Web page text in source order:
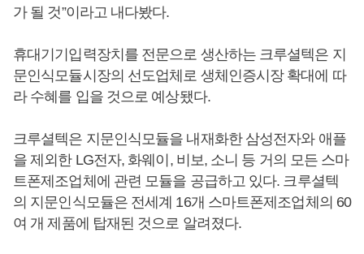
가 될 것”이라고 내다봤다.
휴대기기입력장치를 전문으로 생산하는 크루셜텍은 지
문인식모듈시장의 선도업체로 생체인증시장 확대에 따
라 수혜를 입을 것으로 예상됐다.
크루셜텍은 지문인식모듈을 내재화한 삼성전자와 애플
을 제외한 LG전자, 화웨이, 비보, 소니 등 거의 모든 스마
트폰제조업체에 관련 모듈을 공급하고 있다. 크루셜텍
의 지문인식모듈은 전세계 16개 스마트폰제조업체의 60
여 개 제품에 탑재된 것으로 알려졌다.